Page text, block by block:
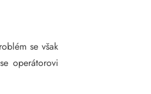
se však
operátorovi